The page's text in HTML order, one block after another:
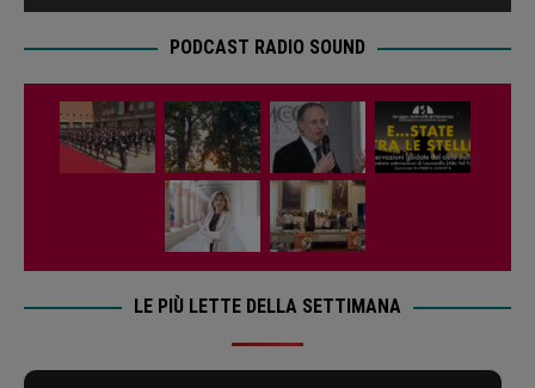
PODCAST RADIO SOUND
LE PIÙ LETTE DELLA SETTIMANA